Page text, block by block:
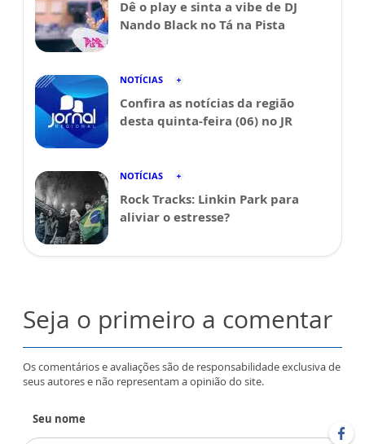
Dê o play e sinta a vibe de DJ
Nando Black no Tá na Pista
NOTÍCIAS
Confira as notícias da região
desta quinta-feira (06) no JR
NOTÍCIAS
Rock Tracks: Linkin Park para
aliviar o estresse?
Seja o primeiro a comentar
Os comentários e avaliações são de responsabilidade exclusiva de
seus autores e não representam a opinião do site.
Seu nome